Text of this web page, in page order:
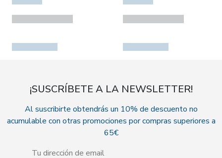
¡SUSCRÍBETE A LA NEWSLETTER!
Al suscribirte obtendrás un 10% de descuento no
acumulable con otras promociones por compras superiores a
65€